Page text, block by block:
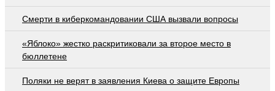
Смерти в киберкомандовании США вызвали вопросы
«Яблоко» жестко раскритиковали за второе место в
бюллетене
Поляки не верят в заявления Киева о защите Европы